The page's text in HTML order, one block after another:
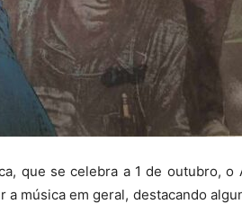
que se celebra a 1 de outubro,
música em geral, destacando